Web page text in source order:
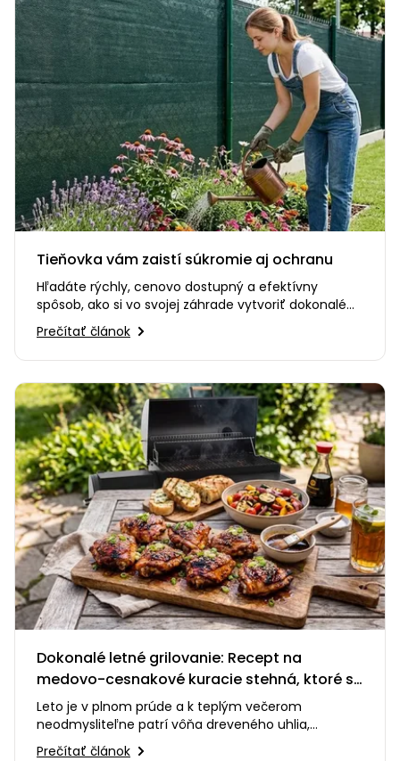
Tieňovka vám zaistí súkromie aj ochranu
Hľadáte rýchly, cenovo dostupný a efektívny
spôsob, ako si vo svojej záhrade vytvoriť dokonalé
súkromie? Alebo…
Prečítať článok
Dokonalé letné grilovanie: Recept na
medovo-cesnakové kuracie stehná, ktoré si
zamilujete
Leto je v plnom prúde a k teplým večerom
neodmysliteľne patrí vôňa dreveného uhlia,
praskanie ohňa a smiech s priateľmi…
Prečítať článok